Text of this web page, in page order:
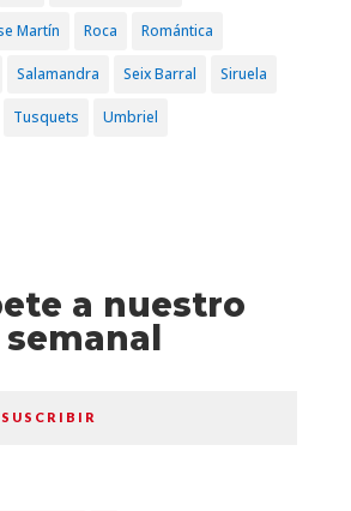
Martín Roca Romántica
Salamandra Seix Barral Siruela
Tusquets Umbriel
a nuestro